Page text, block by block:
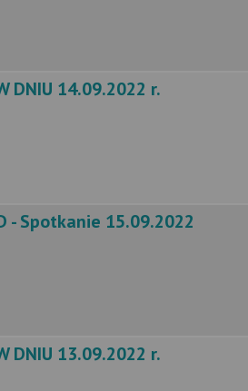
DNIU 14.09.2022 r.
- Spotkanie 15.09.2022
DNIU 13.09.2022 r.